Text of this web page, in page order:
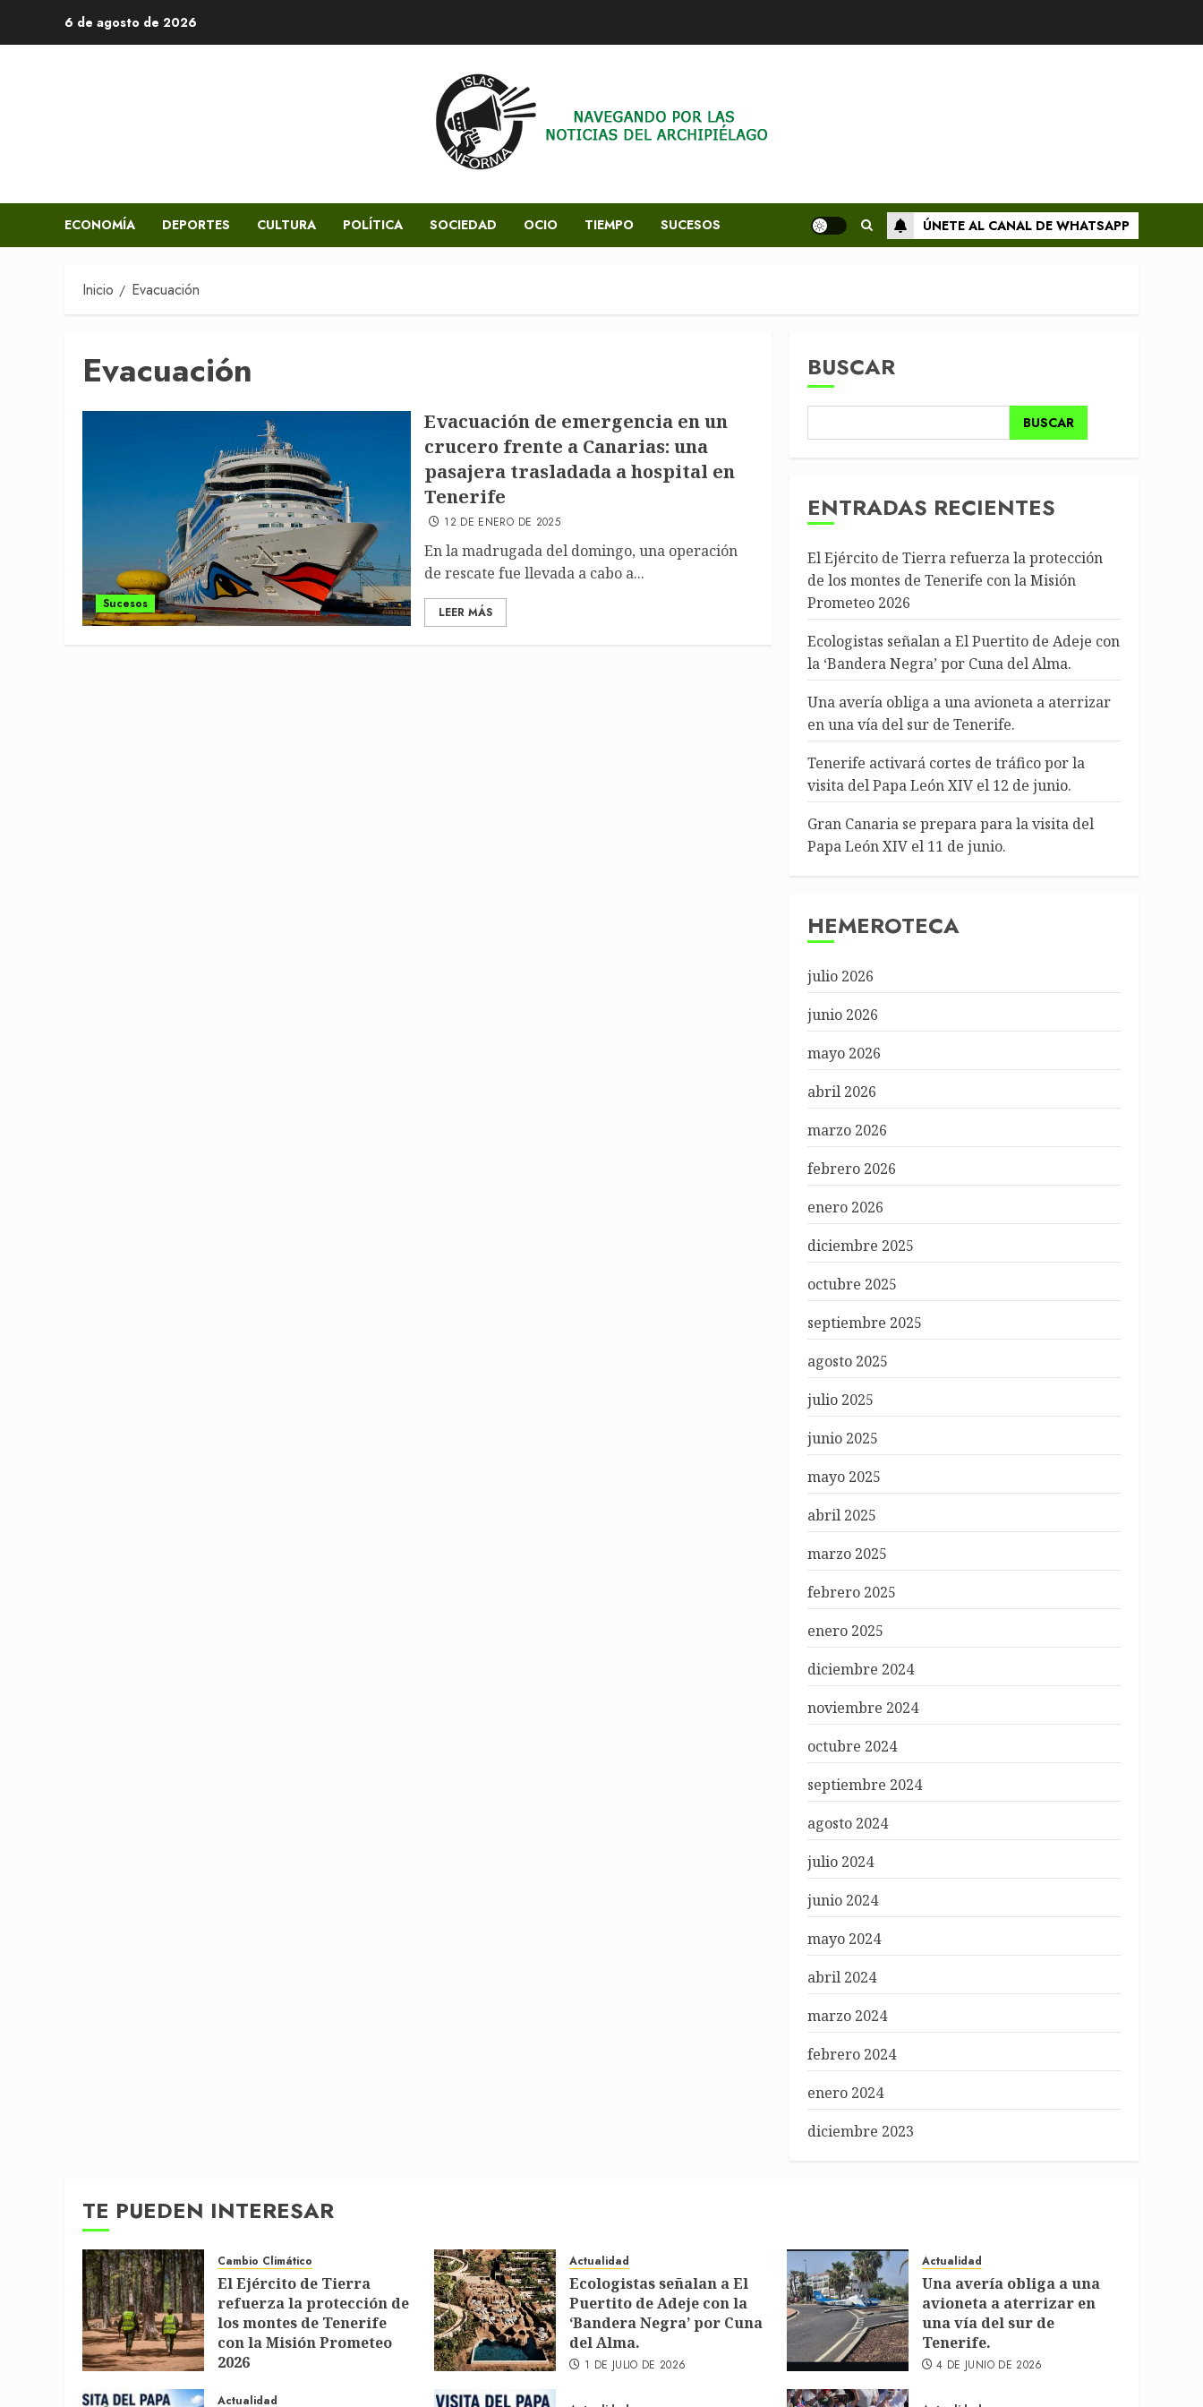
6 de agosto de 2026
ECONOMÍA DEPORTES CULTURA POLÍTICA SOCIEDAD OCIO TIEMPO SUCESOS ÚNETE AL CANAL DE WHATSAPP
Inicio Evacuación
Evacuación
Sucesos
Evacuación de emergencia en un
crucero frente a Canarias: una
pasajera trasladada a hospital en
Tenerife
12 DE ENERO DE 2025
En la madrugada del domingo, una operación
de rescate fue llevada a cabo a...
LEER MÁS
BUSCAR
BUSCAR
ENTRADAS RECIENTES
El Ejército de Tierra refuerza la protección
de los montes de Tenerife con la Misión
Prometeo 2026
Ecologistas señalan a El Puertito de Adeje con
la ‘Bandera Negra’ por Cuna del Alma.
Una avería obliga a una avioneta a aterrizar
en una vía del sur de Tenerife.
Tenerife activará cortes de tráfico por la
visita del Papa León XIV el 12 de junio.
Gran Canaria se prepara para la visita del
Papa León XIV el 11 de junio.
HEMEROTECA
julio 2026
junio 2026
mayo 2026
abril 2026
marzo 2026
febrero 2026
enero 2026
diciembre 2025
octubre 2025
septiembre 2025
agosto 2025
julio 2025
junio 2025
mayo 2025
abril 2025
marzo 2025
febrero 2025
enero 2025
diciembre 2024
noviembre 2024
octubre 2024
septiembre 2024
agosto 2024
julio 2024
junio 2024
mayo 2024
abril 2024
marzo 2024
febrero 2024
enero 2024
diciembre 2023
TE PUEDEN INTERESAR
Cambio Climático
El Ejército de Tierra
refuerza la protección de
los montes de Tenerife
con la Misión Prometeo
2026
Actualidad
Ecologistas señalan a El
Puertito de Adeje con la
‘Bandera Negra’ por Cuna
del Alma.
1 DE JULIO DE 2026
Actualidad
Una avería obliga a una
avioneta a aterrizar en
una vía del sur de
Tenerife.
4 DE JUNIO DE 2026
Actualidad